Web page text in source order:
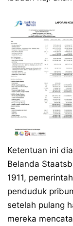
Ketentuan ini
Belanda
1911,
penduduk
setelah pulang
mereka